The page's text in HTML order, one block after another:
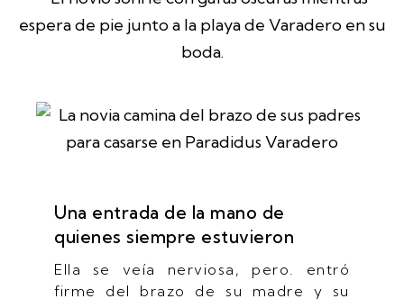
Una entrada de la mano de
quienes siempre estuvieron
Ella se veía nerviosa, pero. entró
firme del brazo de su madre y su